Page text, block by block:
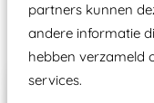
partners kunnen
andere informatie
hebben verzameld
services.
Te